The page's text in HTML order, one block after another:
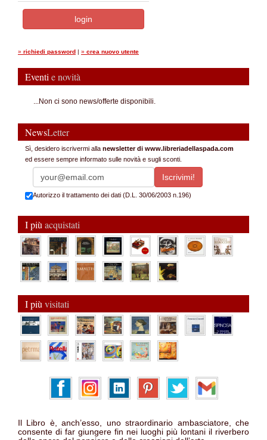
» richiedi password | » crea nuovo utente
Eventi e novità
...Non ci sono news/offerte disponibili.
NewsLetter
Sì, desidero iscrivermi alla newsletter di www.libreriadellaspada.com
ed essere sempre informato sulle novità e sugli sconti.
Autorizzo il trattamento dei dati (D.L. 30/06/2003 n.196)
I più acquistati
I più visitati
Il Libro è, anch’esso, uno straordinario ambasciatore, che
consente di far giungere fin nei luoghi più lontani il riverbero